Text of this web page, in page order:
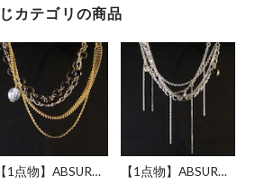
カテゴリの商品
【1点物】ABSURD
【1点物】ABSURD